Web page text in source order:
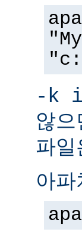
-k
않
파일
아